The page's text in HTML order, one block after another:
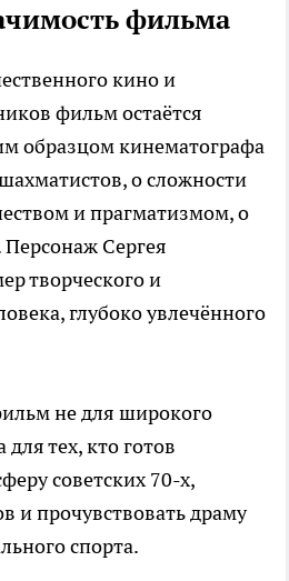
фильма
кино и
фильм остаётся
образцом кинематографа
о сложности
и прагматизмом, о
Сергея
творческого и
глубоко увлечённого
не для широкого
для тех, кто готов
советских 70-х,
и прочувствовать драму
спорта.